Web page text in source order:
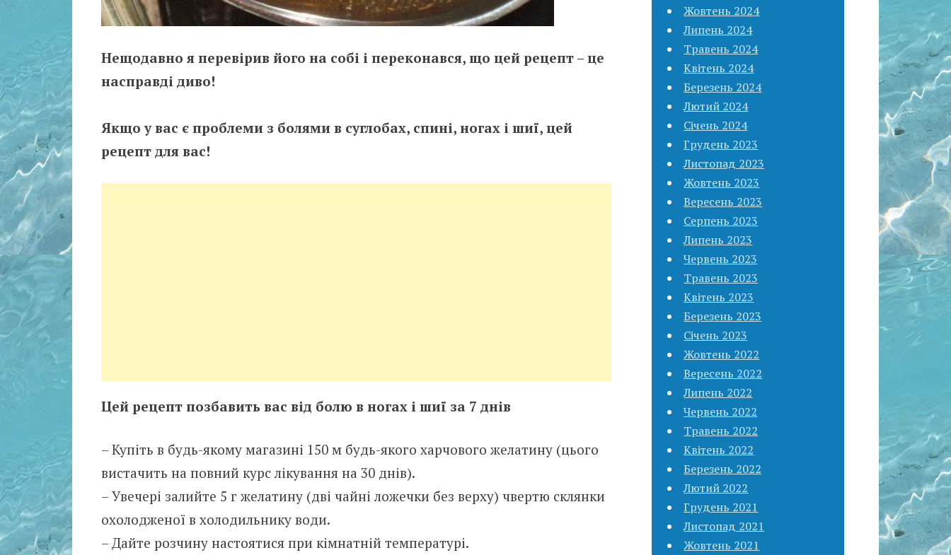
Нещодавно я перевірив його на собі і переконався, що цей рецепт – це
насправді диво!
Якщо у вас є проблеми з болями в суглобах, спині, ногах і шиї, цей
рецепт для вас!
Цей рецепт позбавить вас від болю в ногах і шиї за 7 днів
– Купіть в будь-якому магазині 150 м будь-якого харчового желатину (цього
вистачить на повний курс лікування на 30 днів).
– Увечері залийте 5 г желатину (дві чайні ложечки без верху) чвертю склянки
охолодженої в холодильнику води.
– Дайте розчину настоятися при кімнатній температурі.
Жовтень 2024
Липень 2024
Травень 2024
Квітень 2024
Березень 2024
Лютий 2024
Січень 2024
Грудень 2023
Листопад 2023
Жовтень 2023
Вересень 2023
Серпень 2023
Липень 2023
Червень 2023
Травень 2023
Квітень 2023
Березень 2023
Січень 2023
Жовтень 2022
Вересень 2022
Липень 2022
Червень 2022
Травень 2022
Квітень 2022
Березень 2022
Лютий 2022
Грудень 2021
Листопад 2021
Жовтень 2021